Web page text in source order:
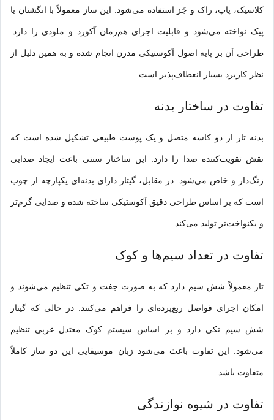
کلاسیک، پاپ، راک و جَز استفاده می‌شود. این ساز معمولاً با انگشتان یا
پیک نواخته می‌شود و قابلیت اجرای هم‌زمان آکورد و ملودی را دارد.
طراحی آن بر پایه اصول آکوستیکی مدرن انجام شده و به همین دلیل از
نظر کاربرد بسیار انعطاف‌پذیر است.
تفاوت در ساختار بدنه
بدنه تار از دو کاسه متصل و یک پوست طبیعی تشکیل شده است که
نقش تقویت‌کننده صدا را دارد. این ساختار سنتی باعث ایجاد صدایی
زنگ‌دار و خاص می‌شود. در مقابل، گیتار دارای بدنه‌ای یکپارچه از چوب
است که بر اساس طراحی دقیق آکوستیکی ساخته شده و صدایی گرم‌تر
و یکنواخت‌تر تولید می‌کند.
تفاوت در تعداد سیم‌ها و کوک
تار معمولاً شش سیم دارد که به صورت جفت و تکی تنظیم می‌شوند و
امکان اجرای فواصل ربع‌پرده‌ای را فراهم می‌کنند. در حالی که گیتار
شش سیم تکی دارد و بر اساس سیستم کوک معتدل غربی تنظیم
می‌شود. این تفاوت باعث می‌شود زبان موسیقایی این دو ساز کاملاً
متفاوت باشد.
تفاوت در شیوه نوازندگی